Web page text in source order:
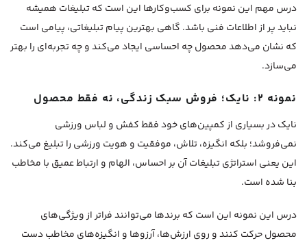
درس مهم این نمونه برای کسب‌وکارها این است که تبلیغات همیشه
نباید پر از اطلاعات فنی باشد. گاهی بهترین پیام تبلیغاتی، پیامی است
که نشان می‌دهد محصول چه احساسی ایجاد می‌کند و چه تجربه‌ای را بهتر
می‌سازد.
نمونه ۲: نایک؛ فروش سبک زندگی، نه فقط محصول
نایک در بسیاری از کمپین‌های خود فقط کفش و لباس ورزشی
نمی‌فروشد؛ بلکه انگیزه، تلاش، موفقیت و هویت ورزشی را تبلیغ می‌کند.
این یعنی استراتژی تبلیغات آن بر احساس، الهام و ارتباط عمیق با مخاطب
بنا شده است.
درس این نمونه این است که برندها می‌توانند فراتر از ویژگی‌های
محصول حرکت کنند و روی ارزش‌ها، آرزوها و انگیزه‌های مخاطب دست